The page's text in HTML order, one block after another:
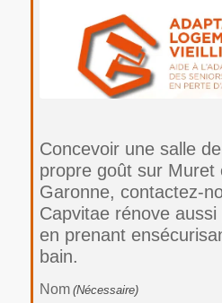
Concevoir une salle
propre goût sur Muret
Garonne, contactez-
Capvitae rénove
en prenant
bain.
Nom (Nécessaire)